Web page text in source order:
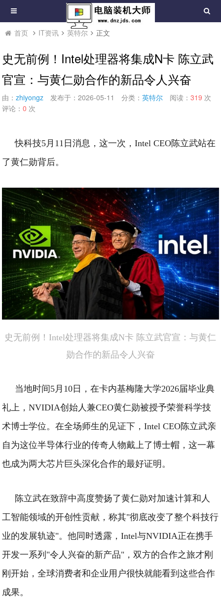
首页 IT资讯 英特尔 正文
史无前例！Intel处理器将集成N卡 陈立武
官宣：与黄仁勋合作的新品令人兴奋
由：zhiyongz 发布于：2026-05-11 分类：英特尔 阅读：319 次
评论：0 次
快科技5月11日消息，这一次，Intel CEO陈立武站在
了黄仁勋背后。
史无前例！Intel处理器将集成N卡 陈立武官宣：与黄仁
勋合作的新品令人兴奋
当地时间5月10日，在卡内基梅隆大学2026届毕业典
礼上，NVIDIA创始人兼CEO黄仁勋被授予荣誉科学技
术博士学位。在全场师生的见证下，Intel CEO陈立武亲
自为这位半导体行业的传奇人物戴上了博士帽，这一幕
也成为两大芯片巨头深化合作的最好证明。
陈立武在致辞中高度赞扬了黄仁勋对加速计算和人
工智能领域的开创性贡献，称其"彻底改变了整个科技行
业的发展轨迹"。他同时透露，Intel与NVIDIA正在携手
开发一系列"令人兴奋的新产品"，双方的合作之旅才刚
刚开始，全球消费者和企业用户很快就能看到这些合作
成果。